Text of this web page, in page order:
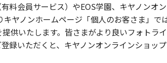
料会員サービス）やEOS学園、キヤノン
ヤノンホームページ「個人のお客さま」
供いたします。皆さまがより良いフォト
録いただくと、キヤノンオンラインショッ